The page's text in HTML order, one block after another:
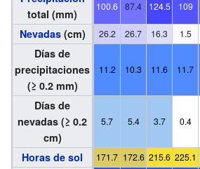
total (mm)
100.6 87.4 124.5 109
Nevadas(cm) 26.2 26.7 16.3 1.5
Días de
precipitaciones
(≥ 0.2 mm)
11.2 10.3 11.6 11.7
Días de
nevadas (≥ 0.2
cm)
5.7 5.4 3.7 0.4
Horas de sol 171.7 172.6 215.6 225.1